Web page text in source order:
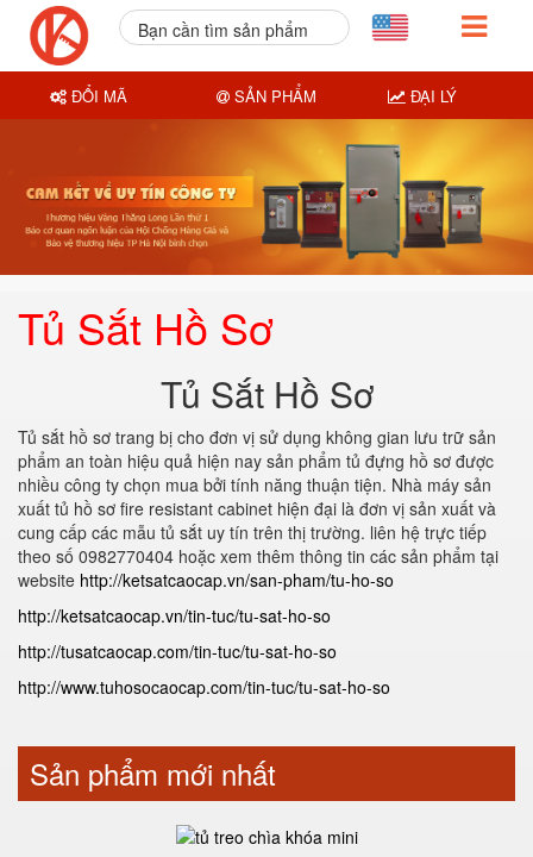
Tủ Sắt Hồ Sơ
Tủ Sắt Hồ Sơ
Tủ sắt hồ sơ trang bị cho đơn vị sử dụng không gian lưu trữ sản
phẩm an toàn hiệu quả hiện nay sản phẩm tủ đựng hồ sơ được
nhiều công ty chọn mua bởi tính năng thuận tiện. Nhà máy sản
xuất tủ hồ sơ fire resistant cabinet hiện đại là đơn vị sản xuất và
cung cấp các mẫu tủ sắt uy tín trên thị trường. liên hệ trực tiếp
theo số 0982770404 hoặc xem thêm thông tin các sản phẩm tại
website http://ketsatcaocap.vn/san-pham/tu-ho-so
http://ketsatcaocap.vn/tin-tuc/tu-sat-ho-so
http://tusatcaocap.com/tin-tuc/tu-sat-ho-so
http://www.tuhosocaocap.com/tin-tuc/tu-sat-ho-so
Sản phẩm mới nhất
Bạn cần tìm sản phẩm
ĐỔI MÃ SẢN PHẨM ĐẠI LÝ